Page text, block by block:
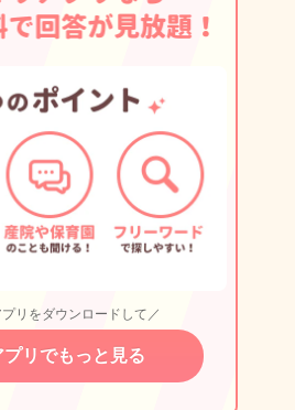
リをダウンロードして／
プリでもっと見る